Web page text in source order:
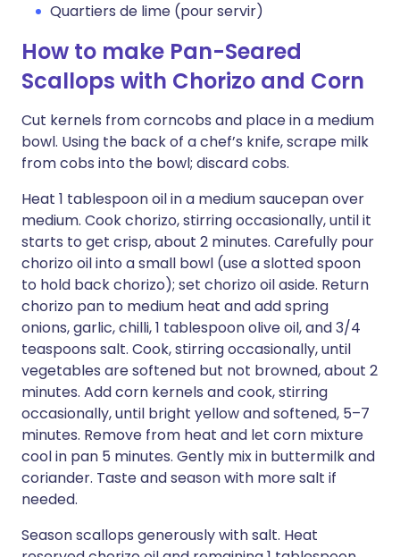
Quartiers de lime (pour servir)
How to make Pan-Seared
Scallops with Chorizo and Corn
Cut kernels from corncobs and place in a medium
bowl. Using the back of a chef’s knife, scrape milk
from cobs into the bowl; discard cobs.
Heat 1 tablespoon oil in a medium saucepan over
medium. Cook chorizo, stirring occasionally, until it
starts to get crisp, about 2 minutes. Carefully pour
chorizo oil into a small bowl (use a slotted spoon
to hold back chorizo); set chorizo oil aside. Return
chorizo pan to medium heat and add spring
onions, garlic, chilli, 1 tablespoon olive oil, and 3/4
teaspoons salt. Cook, stirring occasionally, until
vegetables are softened but not browned, about 2
minutes. Add corn kernels and cook, stirring
occasionally, until bright yellow and softened, 5–7
minutes. Remove from heat and let corn mixture
cool in pan 5 minutes. Gently mix in buttermilk and
coriander. Taste and season with more salt if
needed.
Season scallops generously with salt. Heat